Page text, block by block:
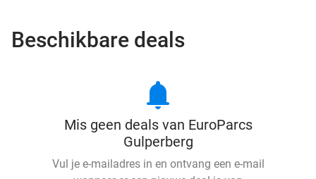
Beschikbare deals
notifications
Mis geen deals van EuroParcs
Gulperberg
Vul je e-mailadres in en ontvang een e-mail